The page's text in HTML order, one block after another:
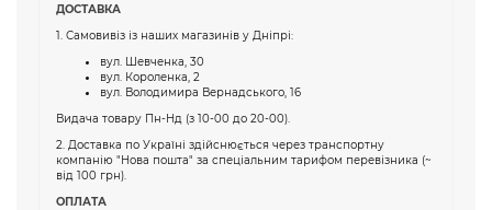
ДОСТАВКА
1. Самовивіз із наших магазинів у Дніпрі:
вул. Шевченка, 30
вул. Короленка, 2
вул. Володимира Вернадського, 16
Видача товару Пн-Нд (з 10-00 до 20-00).
2. Доставка по Україні здійснюється через транспортну
компанію "Нова пошта" за спеціальним тарифом перевізника (~
від 100 грн).
ОПЛАТА